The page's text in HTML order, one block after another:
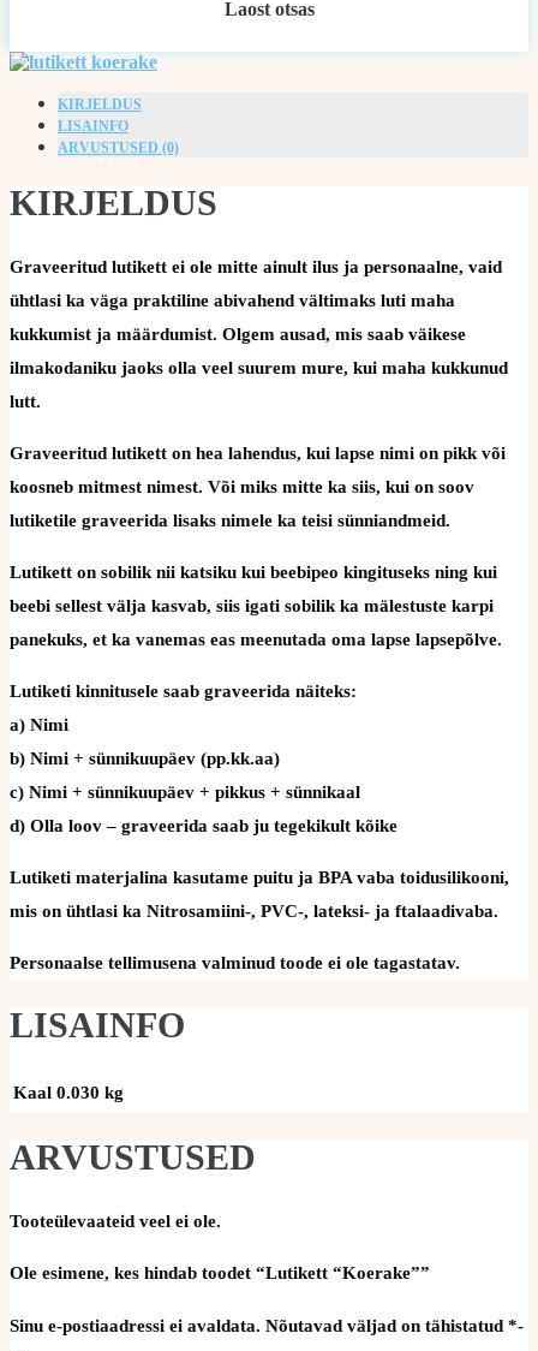
Laost otsas
KIRJELDUS
LISAINFO
ARVUSTUSED (0)
KIRJELDUS
Graveeritud lutikett ei ole mitte ainult ilus ja personaalne, vaid
ühtlasi ka väga praktiline abivahend vältimaks luti maha
kukkumist ja määrdumist. Olgem ausad, mis saab väikese
ilmakodaniku jaoks olla veel suurem mure, kui maha kukkunud
lutt.
Graveeritud lutikett on hea lahendus, kui lapse nimi on pikk või
koosneb mitmest nimest. Või miks mitte ka siis, kui on soov
lutiketile graveerida lisaks nimele ka teisi sünniandmeid.
Lutikett on sobilik nii katsiku kui beebipeo kingituseks ning kui
beebi sellest välja kasvab, siis igati sobilik ka mälestuste karpi
panekuks, et ka vanemas eas meenutada oma lapse lapsepõlve.
Lutiketi kinnitusele saab graveerida näiteks:
a) Nimi
b) Nimi + sünnikuupäev (pp.kk.aa)
c) Nimi + sünnikuupäev + pikkus + sünnikaal
d) Olla loov – graveerida saab ju tegekikult kõike
Lutiketi materjalina kasutame puitu ja BPA vaba toidusilikooni,
mis on ühtlasi ka Nitrosamiini-, PVC-, lateksi- ja ftalaadivaba.
Personaalse tellimusena valminud toode ei ole tagastatav.
LISAINFO
Kaal 0.030 kg
ARVUSTUSED
Tooteülevaateid veel ei ole.
Ole esimene, kes hindab toodet “Lutikett “Koerake””
Sinu e-postiaadressi ei avaldata. Nõutavad väljad on tähistatud *-